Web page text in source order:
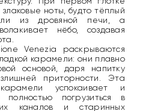
ноты, будто тёплый
из дровяной печи, а
нёбо, создавая
Venezia раскрываются
карамели: они плавно
основой, даря напитку
приторности. Эта
успокаивает и
полностью погрузиться в
каналов и старинных